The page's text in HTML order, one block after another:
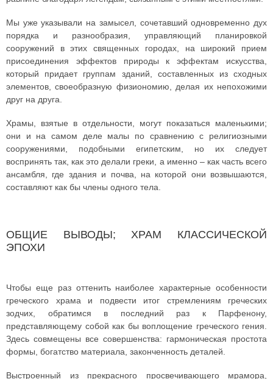
Мы уже указывали на замысел, сочетавший одновременно дух
порядка и разнообразия, управляющий планировкой
сооружений в этих священных городах, на широкий прием
присоединения эффектов природы к эффектам искусства,
который придает группам зданий, составленных из сходных
элементов, своеобразную физиономию, делая их непохожими
друг на друга.
Храмы, взятые в отдельности, могут показаться маленькими;
они и на самом деле малы по сравнению с религиозными
сооружениями, подобными египетским, но их следует
воспринять так, как это делали греки, а именно – как часть всего
ансамбля, где здания и почва, на которой они возвышаются,
составляют как бы члены одного тела.
ОБЩИЕ ВЫВОДЫ; ХРАМ КЛАССИЧЕСКОЙ
ЭПОХИ
Чтобы еще раз оттенить наиболее характерные особенности
греческого храма и подвести итог стремлениям греческих
зодчих, обратимся в последний раз к Парфенону,
представляющему собой как бы воплощение греческого гения.
Здесь совмещены все совершенства: гармоническая простота
формы, богатство материала, законченность деталей.
Выстроенный из прекрасного просвечивающего мрамора,